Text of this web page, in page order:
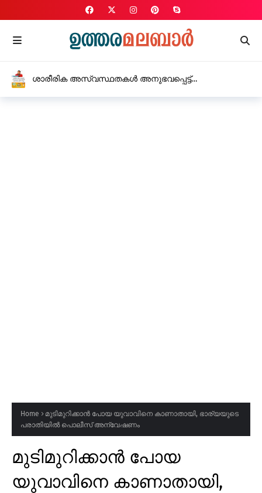
ശാരീരിക അസ്വസ്ഥതകൾ അനുഭവപ്പെട്ട്
Home
മുടിമുറിക്കാൻ പോയ യുവാവിനെ കാണാതായി, ഭാര്യയുടെ
പരാതിയിൽ പൊലീസ് അന്വേഷണം
മുടിമുറിക്കാൻ പോയ
യുവാവിനെ കാണാതായി,